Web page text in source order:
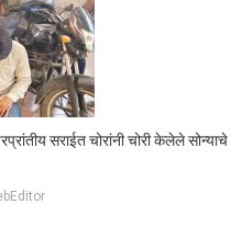
सराईत चोरांनी चोरी केलेले सोन्याचे